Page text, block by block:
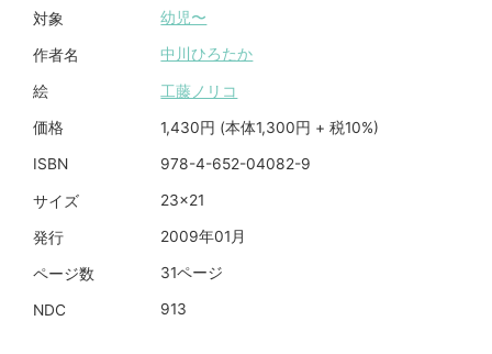
対象 幼児〜
作者名 中川ひろたか
絵 工藤ノリコ
価格 1,430円 (本体1,300円 + 税10%)
ISBN 978-4-652-04082-9
サイズ 23×21
発行 2009年01月
ページ数 31ページ
NDC 913